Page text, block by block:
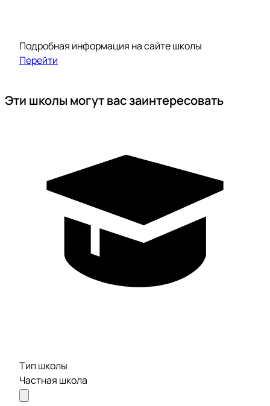
Подробная информация на сайте школы
Перейти
Эти школы могут вас заинтересовать
Тип школы
Частная школа